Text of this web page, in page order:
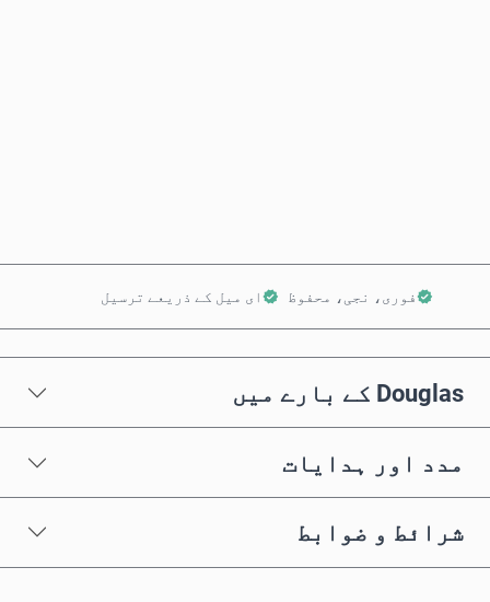
فوری، نجی، محفوظ ای میل کے ذریعے ترسیل
Douglas کے بارے میں
مدد اور ہدایات
شرائط و ضوابط